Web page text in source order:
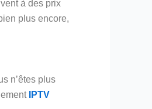
à des prix
plus encore,
n’êtes plus
IPTV